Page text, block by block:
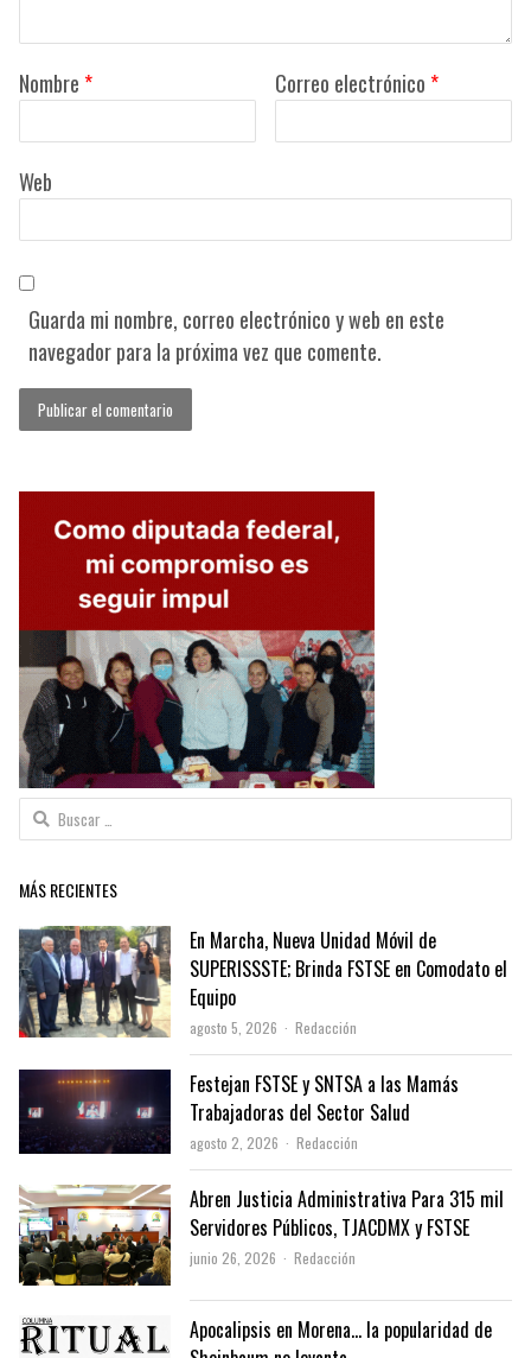
Nombre * Correo electrónico *
Web
Guarda mi nombre, correo electrónico y web en este
navegador para la próxima vez que comente.
Buscar:
MÁS RECIENTES
En Marcha, Nueva Unidad Móvil de
SUPERISSSTE; Brinda FSTSE en Comodato el
Equipo
agosto 5, 2026 Author
Redacción
Festejan FSTSE y SNTSA a las Mamás
Trabajadoras del Sector Salud
agosto 2, 2026 Author
Redacción
Abren Justicia Administrativa Para 315 mil
Servidores Públicos, TJACDMX y FSTSE
junio 26, 2026 Author
Redacción
Apocalipsis en Morena… la popularidad de